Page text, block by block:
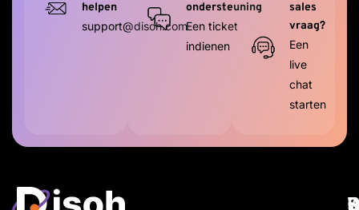
helpen
support@disoh.com
ondersteuning
Een ticket
indienen
sales
vraag?
Een
live
chat
starten